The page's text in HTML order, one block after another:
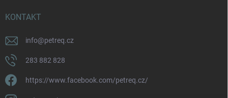
KONTAKT
info@petreq.cz
283 882 828
https://www.facebook.com/petreq.cz/